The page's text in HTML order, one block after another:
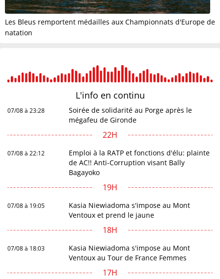
Les Bleus remportent médailles aux Championnats d'Europe de
natation
L'info en continu
07/08 à 23:28
Soirée de solidarité au Porge après le
mégafeu de Gironde
22H
07/08 à 22:12
Emploi à la RATP et fonctions d'élu: plainte
de AC!! Anti-Corruption visant Bally
Bagayoko
19H
07/08 à 19:05
Kasia Niewiadoma s'impose au Mont
Ventoux et prend le jaune
18H
07/08 à 18:03
Kasia Niewiadoma s'impose au Mont
Ventoux au Tour de France Femmes
17H